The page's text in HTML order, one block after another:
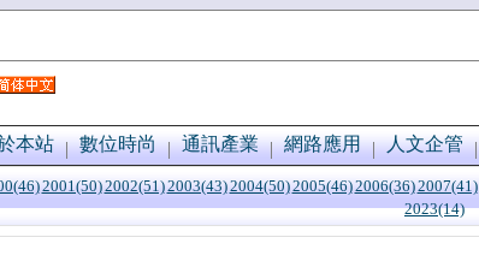
本站 數位時尚 通訊產業 網路應用 人文企管
2001(50)2002(51)2003(43)2004(50)2005(46)2006(36)2007(41)
2023(14)